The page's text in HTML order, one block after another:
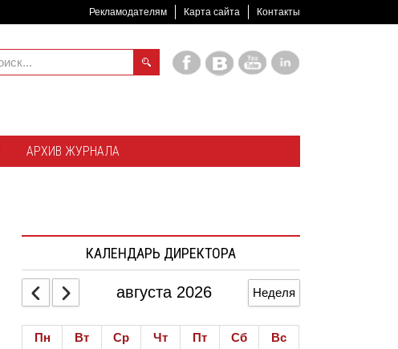
Рекламодателям Карта сайта Контакты
АРХИВ ЖУРНАЛА
КАЛЕНДАРЬ ДИРЕКТОРА
августа 2026 Неделя
Пн Вт Ср Чт Пт Сб
Вс